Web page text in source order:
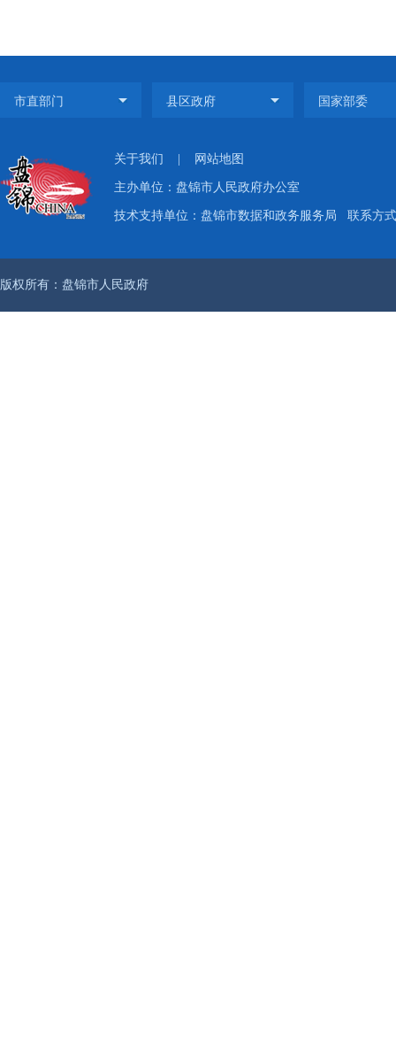
关于我们 网站地图
主办单位：盘锦市人民政府办公室
技术支持单位：盘锦市数据和政务服务局 联系方
版权所有：盘锦市人民政府